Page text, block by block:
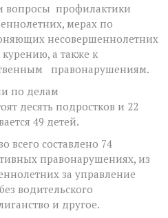
вопросы профилактики
мерах по
несовершеннолетних
а также к
правонарушениям.
по делам
десять подростков и 22
49 детей.
всего составлено 74
правонарушениях, из
за управление
водительского
и другое.